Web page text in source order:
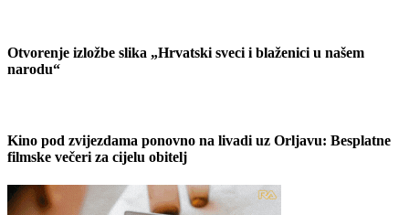
Otvorenje izložbe slika „Hrvatski sveci i blaženici u našem
narodu“
Kino pod zvijezdama ponovno na livadi uz Orljavu: Besplatne
filmske večeri za cijelu obitelj